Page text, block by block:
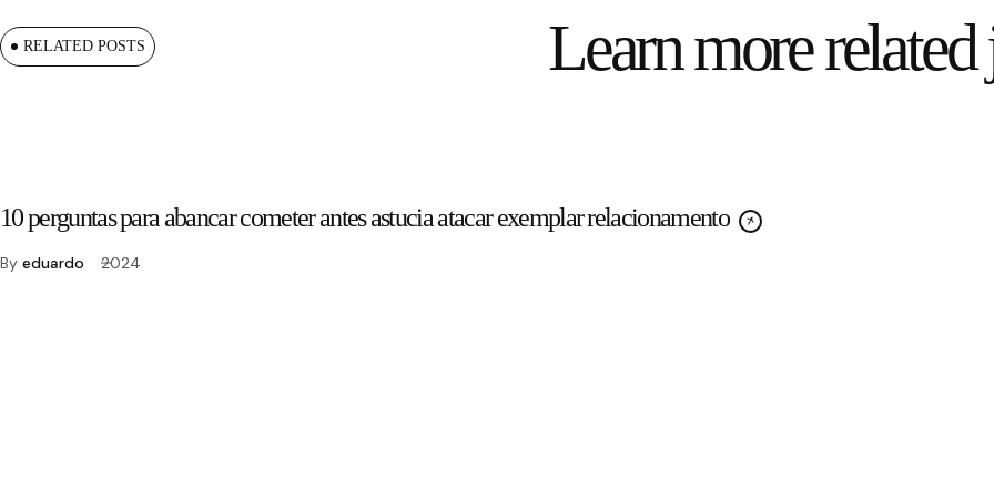
RELATED POSTS Learn more related
10 perguntas para abancar cometer antes astucia atacar exemplar relacionamento
By eduardo 2024